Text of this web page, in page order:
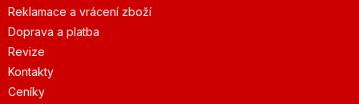
Reklamace a vrácení zboží
Doprava a platba
Revize
Kontakty
Ceníky